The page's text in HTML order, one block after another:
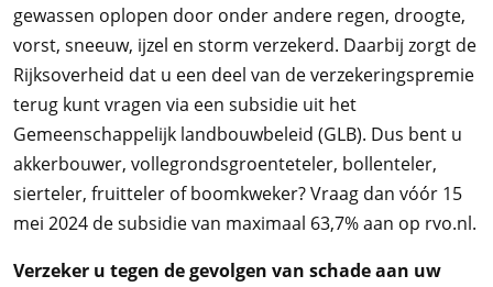
gewassen oplopen door onder andere regen, droogte,
vorst, sneeuw, ijzel en storm verzekerd. Daarbij zorgt de
Rijksoverheid dat u een deel van de verzekeringspremie
terug kunt vragen via een subsidie uit het
Gemeenschappelijk landbouwbeleid (GLB). Dus bent u
akkerbouwer, vollegrondsgroenteteler, bollenteler,
sierteler, fruitteler of boomkweker? Vraag dan vóór 15
mei 2024 de subsidie van maximaal 63,7% aan op rvo.nl.
Verzeker u tegen de gevolgen van schade aan uw